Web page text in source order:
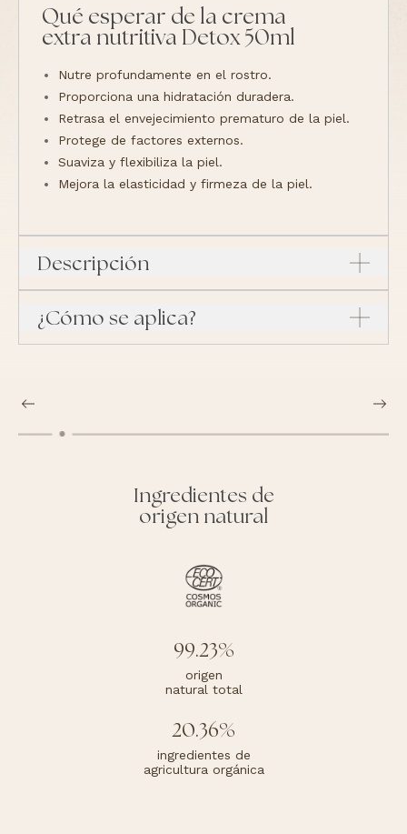
Qué esperar de la crema
extra nutritiva Detox 50ml
Nutre profundamente en el rostro.
Proporciona una hidratación duradera.
Retrasa el envejecimiento prematuro de la piel.
Protege de factores externos.
Suaviza y flexibiliza la piel.
Mejora la elasticidad y firmeza de la piel.
Descripción
¿Cómo se aplica?
Ingredientes de
origen natural
99.23%
origen
natural total
20.36%
ingredientes de
agricultura orgánica